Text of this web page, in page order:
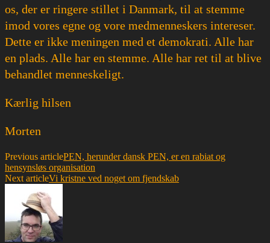
os, der er ringere stillet i Danmark, til at stemme
imod vores egne og vore medmenneskers intereser.
Dette er ikke meningen med et demokrati. Alle har
en plads. Alle har en stemme. Alle har ret til at blive
behandlet menneskeligt.
Kærlig hilsen
Morten
Previous articlePEN, herunder dansk PEN, er en rabiat og
hensynsløs organisation
Next articleVi kristne ved noget om fjendskab